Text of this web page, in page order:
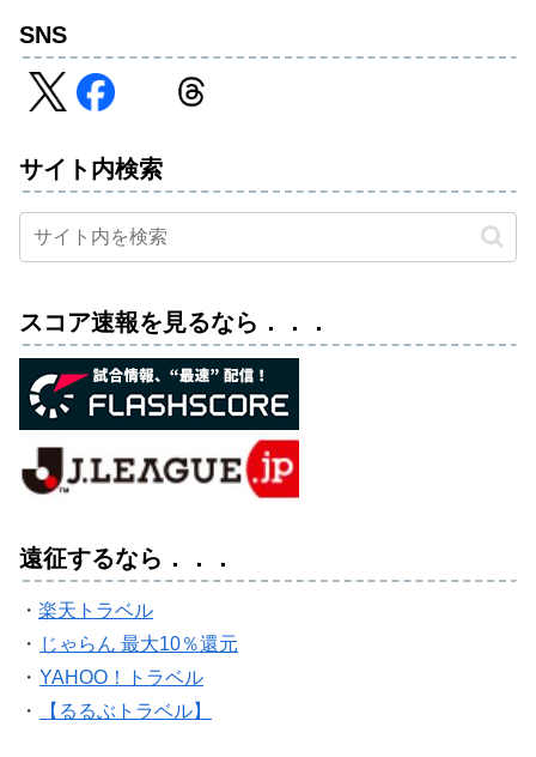
SNS
サイト内検索
スコア速報を見るなら．．．
遠征するなら．．．
・ 楽天トラベル
・ じゃらん 最大10％還元
・ YAHOO！トラベル
・
【るるぶトラベル】